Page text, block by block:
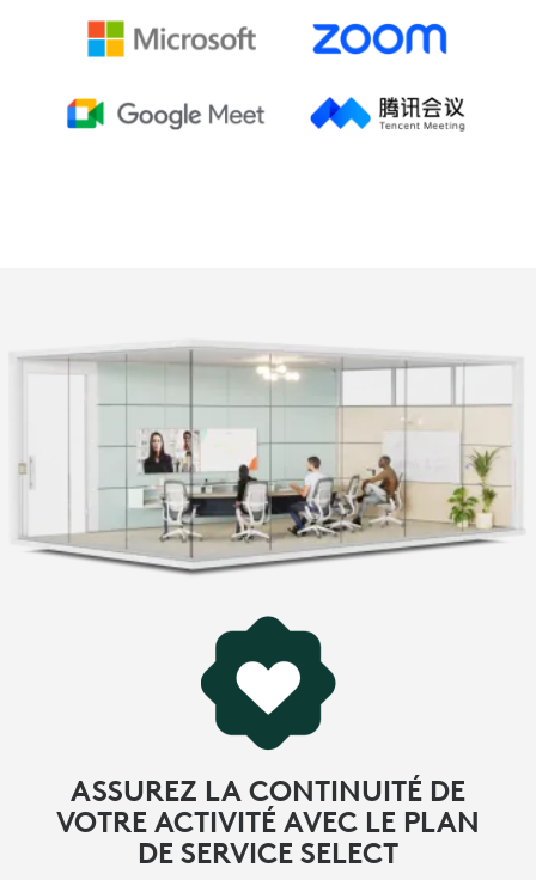
ASSUREZ LA CONTINUITÉ DE
VOTRE ACTIVITÉ AVEC LE PLAN
DE SERVICE SELECT